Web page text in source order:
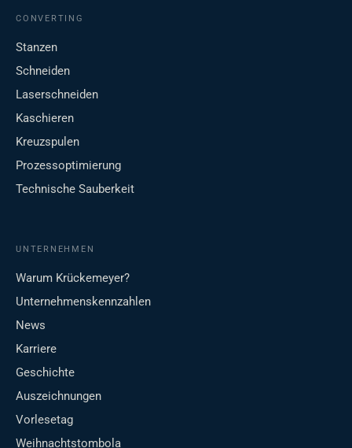
CONVERTING
Stanzen
Schneiden
Laserschneiden
Kaschieren
Kreuzspulen
Prozessoptimierung
Technische Sauberkeit
UNTERNEHMEN
Warum Krückemeyer?
Unternehmenskennzahlen
News
Karriere
Geschichte
Auszeichnungen
Vorlesetag
Weihnachtstombola